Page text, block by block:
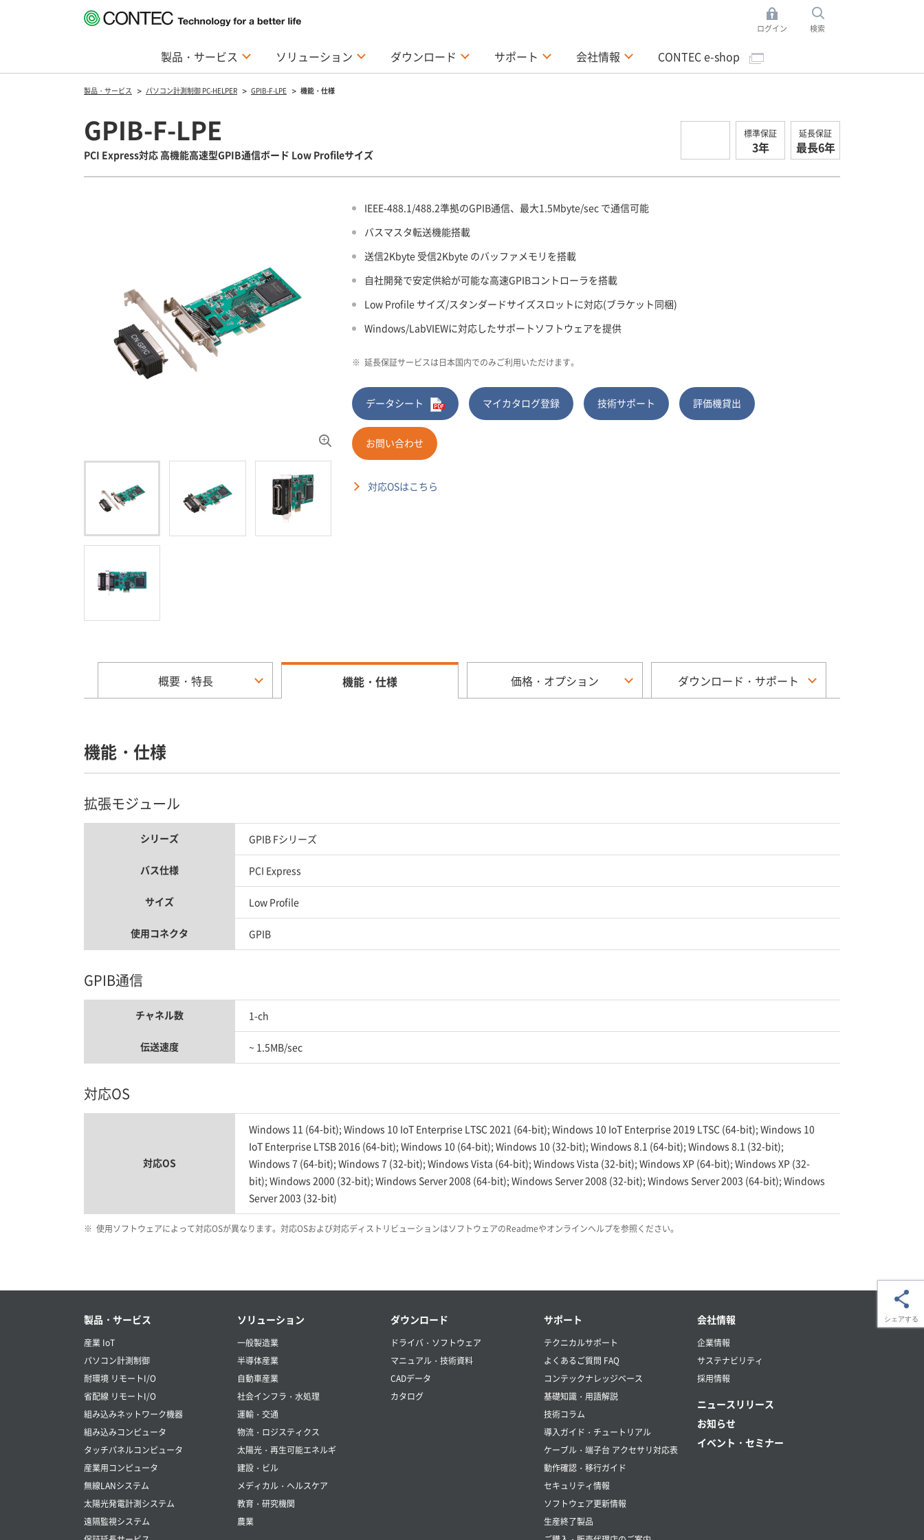
ログイン 検索
製品・サービス ソリューション ダウンロード サポート 会社情報 CONTEC e-shop
製品・サービス パソコン計測制御 PC-HELPER GPIB-F-LPE 機能・仕様
GPIB-F-LPE
PCI Express対応 高機能高速型GPIB通信ボード Low Profileサイズ
標準保証
3年
延長保証
最長6年
IEEE-488.1/488.2準拠のGPIB通信、最大1.5Mbyte/sec で通信可能
バスマスタ転送機能搭載
送信2Kbyte 受信2Kbyte のバッファメモリを搭載
自社開発で安定供給が可能な高速GPIBコントローラを搭載
Low Profile サイズ/スタンダードサイズスロットに対応(ブラケット同梱)
Windows/LabVIEWに対応したサポートソフトウェアを提供
※ 延長保証サービスは日本国内でのみご利用いただけます。
データシート マイカタログ登録 技術サポート 評価機貸出
お問い合わせ
対応OSはこちら
概要・特長 機能・仕様 価格・オプション ダウンロード・サポート
機能・仕様
拡張モジュール
シリーズ GPIB Fシリーズ
バス仕様 PCI Express
サイズ Low Profile
使用コネクタ GPIB
GPIB通信
チャネル数 1-ch
伝送速度 ~ 1.5MB/sec
対応OS
対応OS
Windows 11 (64-bit); Windows 10 IoT Enterprise LTSC 2021 (64-bit); Windows 10 IoT Enterprise 2019 LTSC (64-bit); Windows 10
IoT Enterprise LTSB 2016 (64-bit); Windows 10 (64-bit); Windows 10 (32-bit); Windows 8.1 (64-bit); Windows 8.1 (32-bit);
Windows 7 (64-bit); Windows 7 (32-bit); Windows Vista (64-bit); Windows Vista (32-bit); Windows XP (64-bit); Windows XP (32-
bit); Windows 2000 (32-bit); Windows Server 2008 (64-bit); Windows Server 2008 (32-bit); Windows Server 2003 (64-bit); Windows
Server 2003 (32-bit)
※ 使用ソフトウェアによって対応OSが異なります。対応OSおよび対応ディストリビューションはソフトウェアのReadmeやオンラインヘルプを参照ください。
シェアする
製品・サービス
産業 IoT
パソコン計測制御
耐環境 リモートI/O
省配線 リモートI/O
組み込みネットワーク機器
組み込みコンピュータ
タッチパネルコンピュータ
産業用コンピュータ
無線LANシステム
太陽光発電計測システム
遠隔監視システム
ソリューション
一般製造業
半導体産業
自動車産業
社会インフラ・水処理
運輸・交通
物流・ロジスティクス
太陽光・再生可能エネルギ
建設・ビル
メディカル・ヘルスケア
教育・研究機関
農業
ダウンロード
ドライバ・ソフトウェア
マニュアル・技術資料
CADデータ
カタログ
サポート
テクニカルサポート
よくあるご質問 FAQ
コンテックナレッジベース
基礎知識・用語解説
技術コラム
導入ガイド・チュートリアル
ケーブル・端子台 アクセサリ対応表
動作確認・移行ガイド
セキュリティ情報
ソフトウェア更新情報
生産終了製品
会社情報
企業情報
サステナビリティ
採用情報
ニュースリリース
お知らせ
イベント・セミナー